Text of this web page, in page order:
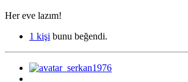
Her eve lazım!
1 kişi bunu beğendi.